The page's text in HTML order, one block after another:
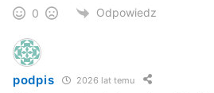
Kuba Kowalczyk
0 Odpowiedz
podpis 2026 lat temu